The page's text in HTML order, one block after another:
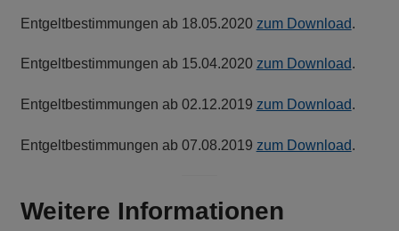
Entgeltbestimmungen ab 18.05.2020 zum Download.
Entgeltbestimmungen ab 15.04.2020 zum Download.
Entgeltbestimmungen ab 02.12.2019 zum Download.
Entgeltbestimmungen ab 07.08.2019 zum Download.
Weitere Informationen